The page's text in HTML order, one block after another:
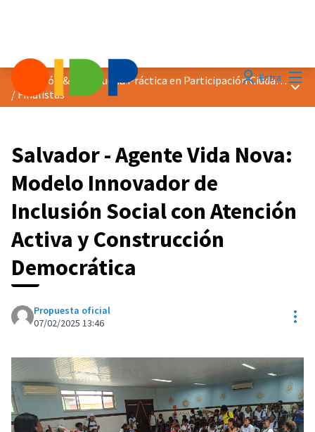
EntraDistinción &quot;Buena Práctica en Participación Ciudadana&quot; 2025
/Finalistas
Salvador - Agente Vida Nova:
Modelo Innovador de
Inclusión Social con Atención
Activa y Construcción
Democrática
Propuesta oficial
07/02/2025 13:46